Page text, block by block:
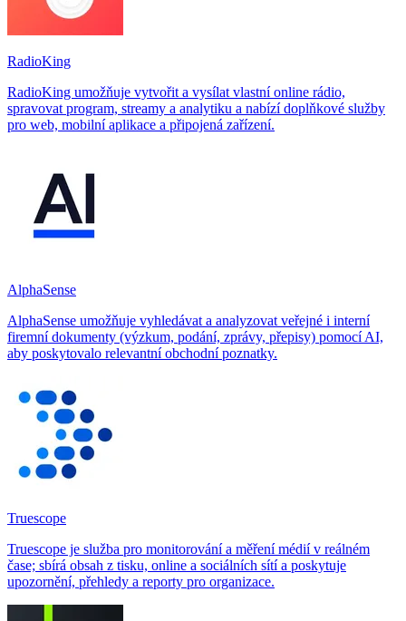
RadioKing
RadioKing umožňuje vytvořit a vysílat vlastní online rádio,
spravovat program, streamy a analytiku a nabízí doplňkové služby
pro web, mobilní aplikace a připojená zařízení.
AlphaSense
AlphaSense umožňuje vyhledávat a analyzovat veřejné i interní
firemní dokumenty (výzkum, podání, zprávy, přepisy) pomocí AI,
aby poskytovalo relevantní obchodní poznatky.
Truescope
Truescope je služba pro monitorování a měření médií v reálném
čase; sbírá obsah z tisku, online a sociálních sítí a poskytuje
upozornění, přehledy a reporty pro organizace.